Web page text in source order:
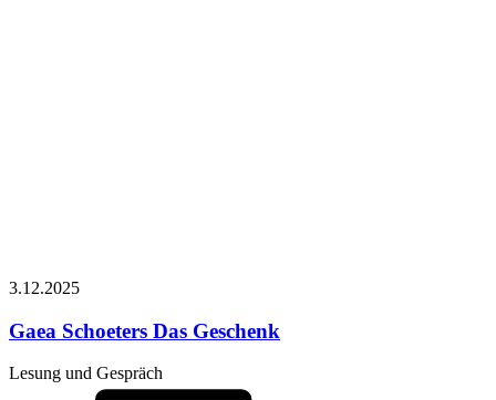
3.12.2025
Gaea Schoeters Das Geschenk
Lesung und Gespräch